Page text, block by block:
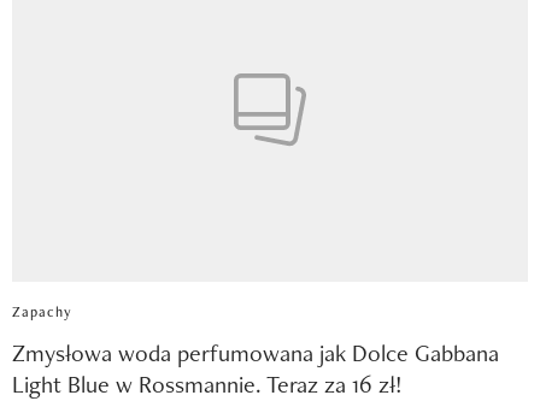
Zapachy
Zmysłowa woda perfumowana jak Dolce Gabbana
Light Blue w Rossmannie. Teraz za 16 zł!